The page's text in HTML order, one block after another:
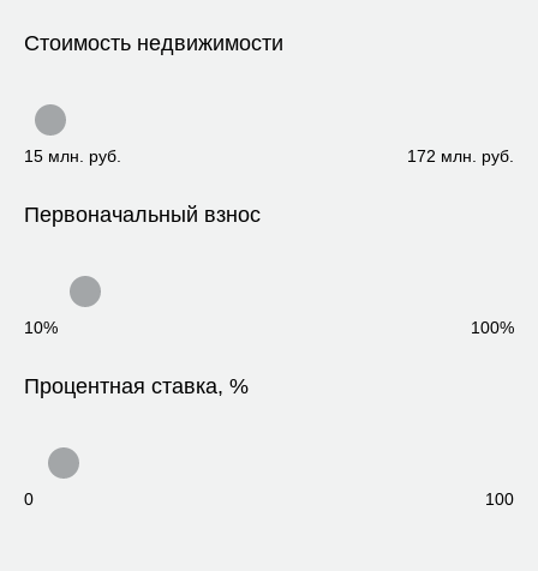
Стоимость недвижимости
15 млн. руб. 172 млн. руб.
Первоначальный взнос
10% 100%
Процентная ставка, %
0 100